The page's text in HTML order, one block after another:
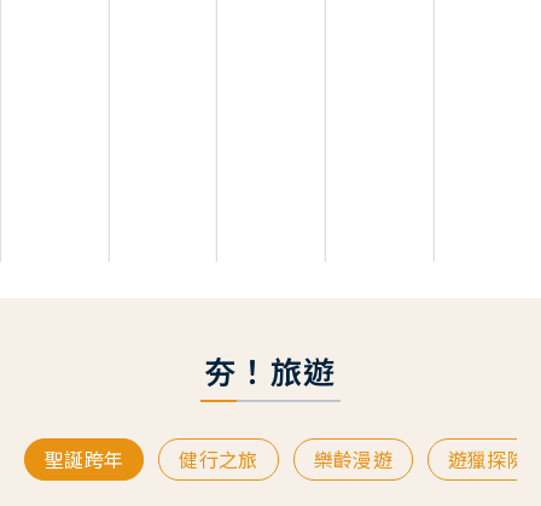
夯！旅遊
聖誕跨年 健行之旅 樂齡漫遊 遊獵探險